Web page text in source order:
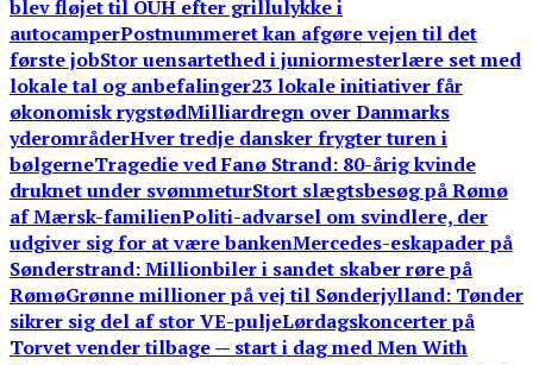
blev fløjet til OUH efter grillulykke i
autocamperPostnummeret kan afgøre vejen til det
første jobStor uensartethed i juniormesterlære set med
lokale tal og anbefalinger23 lokale initiativer får
økonomisk rygstødMilliardregn over Danmarks
yderområderHver tredje dansker frygter turen i
bølgerneTragedie ved Fanø Strand: 80-årig kvinde
druknet under svømmeturStort slægtsbesøg på Rømø
af Mærsk-familienPoliti-advarsel om svindlere, der
udgiver sig for at være bankenMercedes-eskapader på
Sønderstrand: Millionbiler i sandet skaber røre på
RømøGrønne millioner på vej til Sønderjylland: Tønder
sikrer sig del af stor VE-puljeLørdagskoncerter på
Torvet vender tilbage — start i dag med Men With